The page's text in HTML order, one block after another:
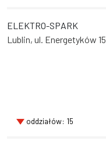
ELEKTRO-SPARK
Lublin, ul. Energetyków 15
oddziałów: 15